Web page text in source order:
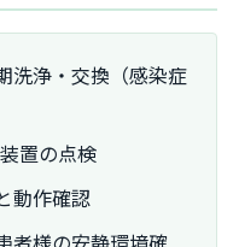
洗浄・交換（感染症
置の点検
動作確認